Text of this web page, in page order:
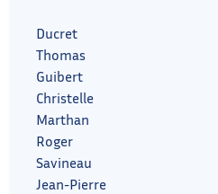
Ducret
Thomas
Guibert
Christelle
Marthan
Roger
Savineau
Jean-Pierre